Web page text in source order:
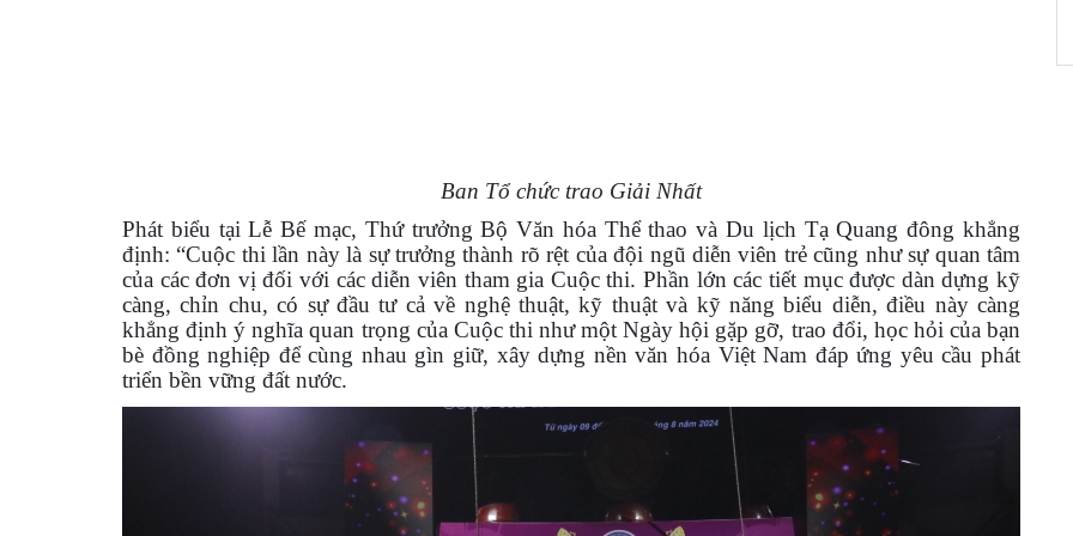
Ban Tổ chức trao Giải Nhất
Phát biểu tại Lễ Bế mạc, Thứ trưởng Bộ Văn hóa Thể thao và Du lịch Tạ Quang đông khẳng
định: “Cuộc thi lần này là sự trưởng thành rõ rệt của đội ngũ diễn viên trẻ cũng như sự quan tâm
của các đơn vị đối với các diễn viên tham gia Cuộc thi. Phần lớn các tiết mục được dàn dựng kỹ
càng, chỉn chu, có sự đầu tư cả về nghệ thuật, kỹ thuật và kỹ năng biểu diễn, điều này càng
khẳng định ý nghĩa quan trọng của Cuộc thi như một Ngày hội gặp gỡ, trao đổi, học hỏi của bạn
bè đồng nghiệp để cùng nhau gìn giữ, xây dựng nền văn hóa Việt Nam đáp ứng yêu cầu phát
triển bền vững đất nước.